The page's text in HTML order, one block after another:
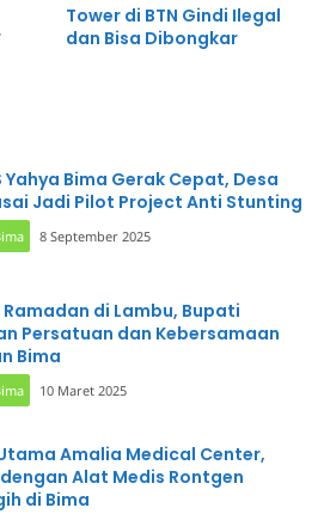
Tower di BTN Gindi Ilegal
dan Bisa Dibongkar
Yahya Bima Gerak Cepat, Desa
Jadi Pilot Project Anti Stunting
8 September 2025
di Lambu, Bupati
Persatuan dan Kebersamaan
Bima
10 Maret 2025
Amalia Medical Center,
Alat Medis Rontgen
di Bima